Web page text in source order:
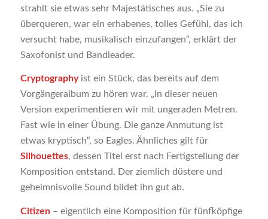
strahlt sie etwas sehr Majestätisches aus. „Sie zu
überqueren, war ein erhabenes, tolles Gefühl, das ich
versucht habe, musikalisch einzufangen“, erklärt der
Saxofonist und Bandleader.
Cryptographyist ein Stück, das bereits auf dem
Vorgängeralbum zu hören war. „In dieser neuen
Version experimentieren wir mit ungeraden Metren.
Fast wie in einer Übung. Die ganze Anmutung ist
etwas kryptisch“, so Eagles. Ähnliches gilt für
Silhouettes, dessen Titel erst nach Fertigstellung der
Komposition entstand. Der ziemlich düstere und
geheimnisvolle Sound bildet ihn gut ab.
Citizen– eigentlich eine Komposition für fünfköpfige